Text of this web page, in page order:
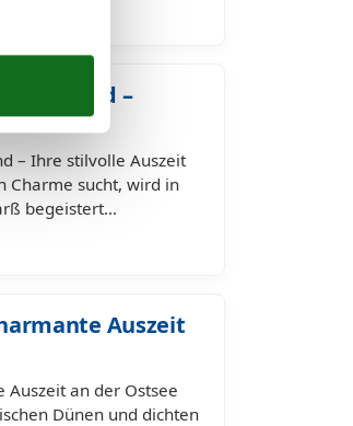
Strand –
– Ihre stilvolle Auszeit
Charme sucht, wird in
begeistert…
Auszeit
Auszeit an der Ostsee
Dünen und dichten